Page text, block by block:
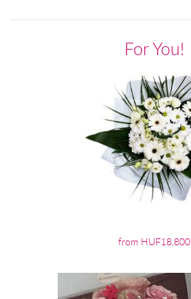
For You!
from HUF18,800